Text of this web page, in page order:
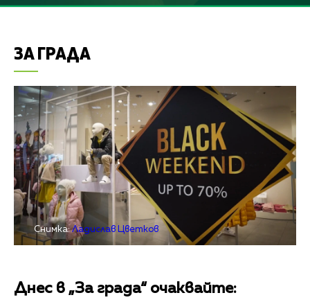
ЗА ГРАДА
Снимка:Ладислав Цветков
Днес в „За града“ очаквайте: